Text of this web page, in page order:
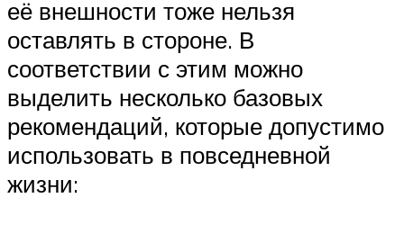
её внешности тоже нельзя
оставлять в стороне. В
соответствии с этим можно
выделить несколько базовых
рекомендаций, которые допустимо
использовать в повседневной
жизни: